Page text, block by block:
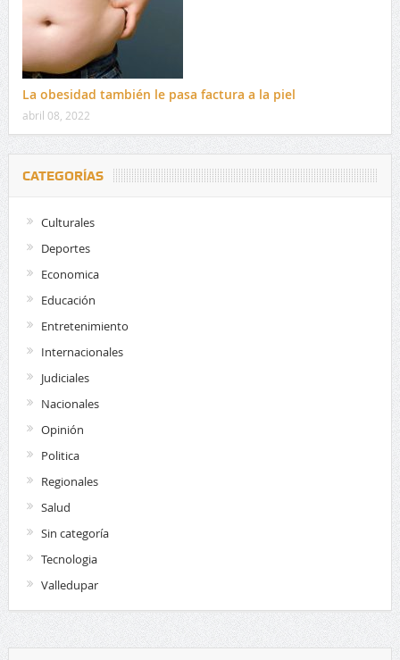
La obesidad también le pasa factura a la piel
abril 08, 2022
CATEGORÍAS
Culturales
Deportes
Economica
Educación
Entretenimiento
Internacionales
Judiciales
Nacionales
Opinión
Politica
Regionales
Salud
Sin categoría
Tecnologia
Valledupar